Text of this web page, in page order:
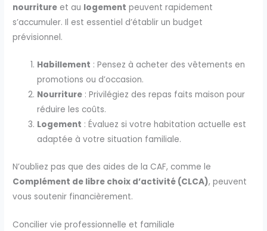
nourriture et au logement peuvent rapidement
s’accumuler. Il est essentiel d’établir un budget
prévisionnel.
Habillement : Pensez à acheter des vêtements en
promotions ou d’occasion.
Nourriture : Privilégiez des repas faits maison pour
réduire les coûts.
Logement : Évaluez si votre habitation actuelle est
adaptée à votre situation familiale.
N’oubliez pas que des aides de la CAF, comme le
Complément de libre choix d’activité (CLCA), peuvent
vous soutenir financièrement.
Concilier vie professionnelle et familiale